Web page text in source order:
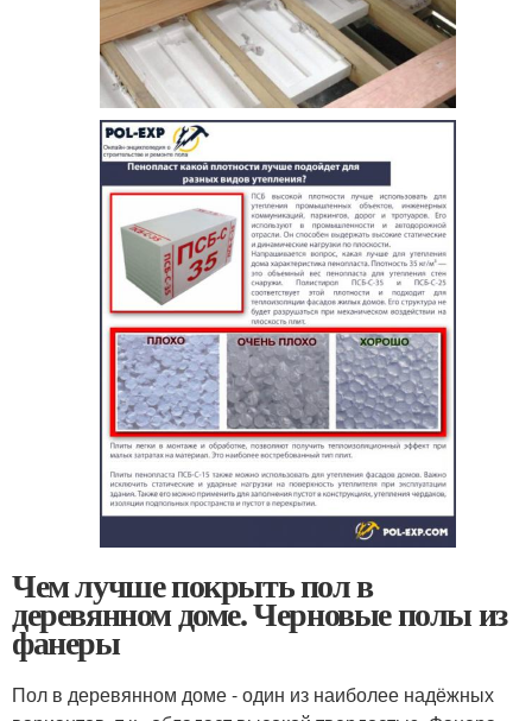
Чем лучше покрыть пол в
деревянном доме. Черновые полы из
фанеры
Пол в деревянном доме - один из наиболее надёжных